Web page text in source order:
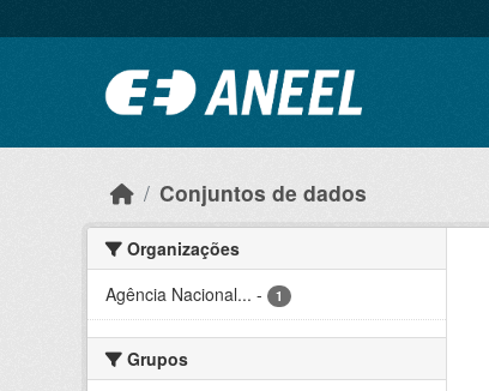
Conjuntos de dados
Organizações
Agência Nacional... - 1
Grupos